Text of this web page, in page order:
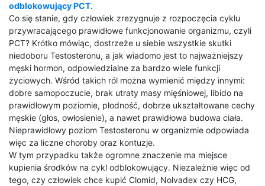
odblokowujący PCT.
Co się stanie, gdy człowiek zrezygnuje z rozpoczęcia cyklu
przywracającego prawidłowe funkcjonowanie organizmu, czyli
PCT? Krótko mówiąc, dostrzeże u siebie wszystkie skutki
niedoboru Testosteronu, a jak wiadomo jest to najważniejszy
męski hormon, odpowiedzialne za bardzo wiele funkcji
życiowych. Wśród takich ról można wymienić między innymi:
dobre samopoczucie, brak utraty masy mięśniowej, libido na
prawidłowym poziomie, płodność, dobrze ukształtowane cechy
męskie (głos, owłosienie), a nawet prawidłowa budowa ciała.
Nieprawidłowy poziom Testosteronu w organizmie odpowiada
więc za liczne choroby oraz kontuzje.
W tym przypadku także ogromne znaczenie ma miejsce
kupienia środków na cykl odblokowujący. Niezależnie więc od
tego, czy człowiek chce kupić Clomid, Nolvadex czy HCG,